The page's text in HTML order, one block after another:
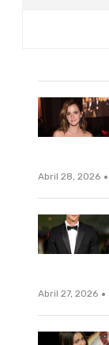
Abril 28, 2026 ·
Abril 27, 2026 ·